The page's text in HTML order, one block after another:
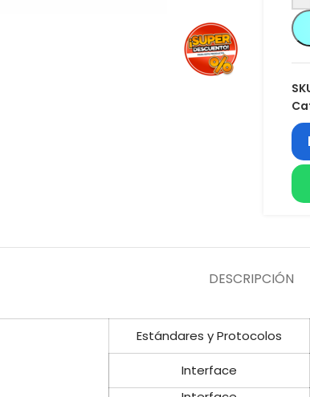
DESCRIPCIÓN
Estándares y Protocolos
Interface